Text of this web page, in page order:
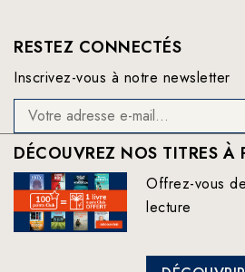
RESTEZ CONNECTÉS
Inscrivez-vous à notre newsletter
DÉCOUVREZ NOS TITRES À
Offrez-vous
lecture